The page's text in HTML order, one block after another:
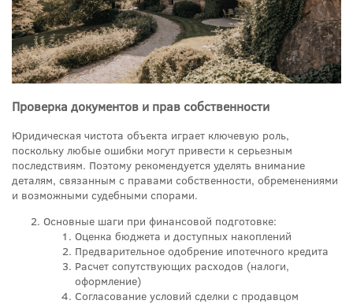
Проверка документов и прав собственности
Юридическая чистота объекта играет ключевую роль,
поскольку любые ошибки могут привести к серьезным
последствиям. Поэтому рекомендуется уделять внимание
деталям, связанным с правами собственности, обременениями
и возможными судебными спорами.
Основные шаги при финансовой подготовке:
Оценка бюджета и доступных накоплений
Предварительное одобрение ипотечного кредита
Расчет сопутствующих расходов (налоги,
оформление)
Согласование условий сделки с продавцом